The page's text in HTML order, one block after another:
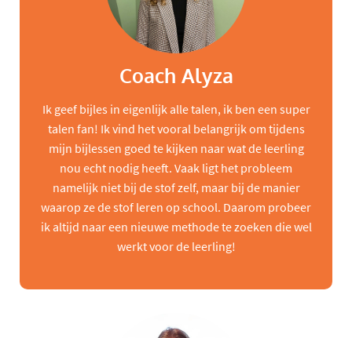
Coach Alyza
Ik geef bijles in eigenlijk alle talen, ik ben een super
talen fan! Ik vind het vooral belangrijk om tijdens
mijn bijlessen goed te kijken naar wat de leerling
nou echt nodig heeft. Vaak ligt het probleem
namelijk niet bij de stof zelf, maar bij de manier
waarop ze de stof leren op school. Daarom probeer
ik altijd naar een nieuwe methode te zoeken die wel
werkt voor de leerling!